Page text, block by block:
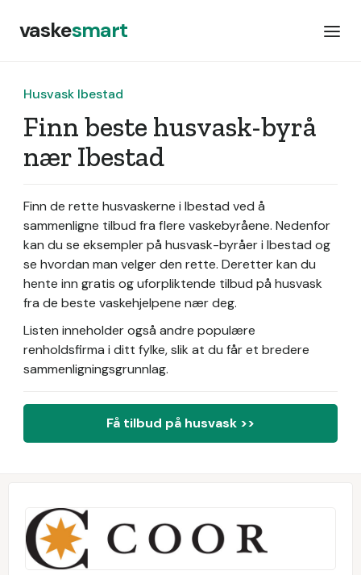
vaskesmart
Husvask Ibestad
Finn beste husvask-byrå
nær Ibestad
Finn de rette husvaskerne i Ibestad ved å
sammenligne tilbud fra flere vaskebyråene. Nedenfor
kan du se eksempler på husvask-byråer i Ibestad og
se hvordan man velger den rette. Deretter kan du
hente inn gratis og uforpliktende tilbud på husvask
fra de beste vaskehjelpene nær deg.
Listen inneholder også andre populære
renholdsfirma i ditt fylke, slik at du får et bredere
sammenligningsgrunnlag.
Få tilbud på husvask >>